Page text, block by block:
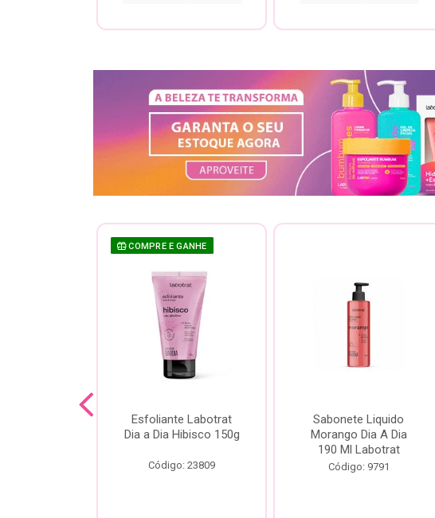
COMPRE E GANHE
Esfoliante Labotrat
Dia a Dia Hibisco 150g
Código: 23809
Sabonete Liquido
Morango Dia A Dia
190 Ml Labotrat
Código: 9791